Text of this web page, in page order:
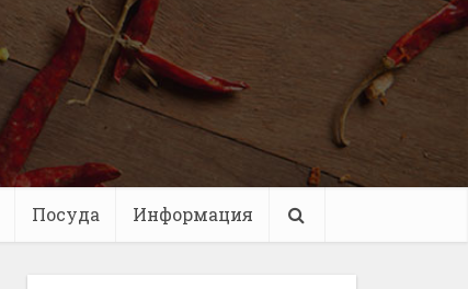
Посуда Информация